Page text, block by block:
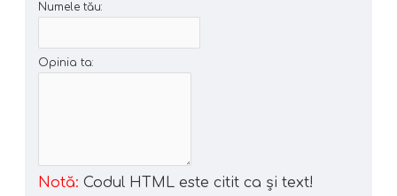
Numele tău:
Opinia ta:
Notă: Codul HTML este citit ca şi text!